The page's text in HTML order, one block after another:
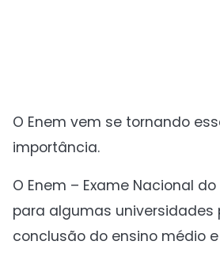
O Enem vem se tornando
importância.
O Enem – Exame Nacional
para algumas universidades
conclusão do ensino médio